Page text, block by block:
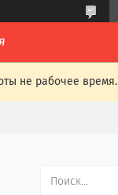
не рабочее время.